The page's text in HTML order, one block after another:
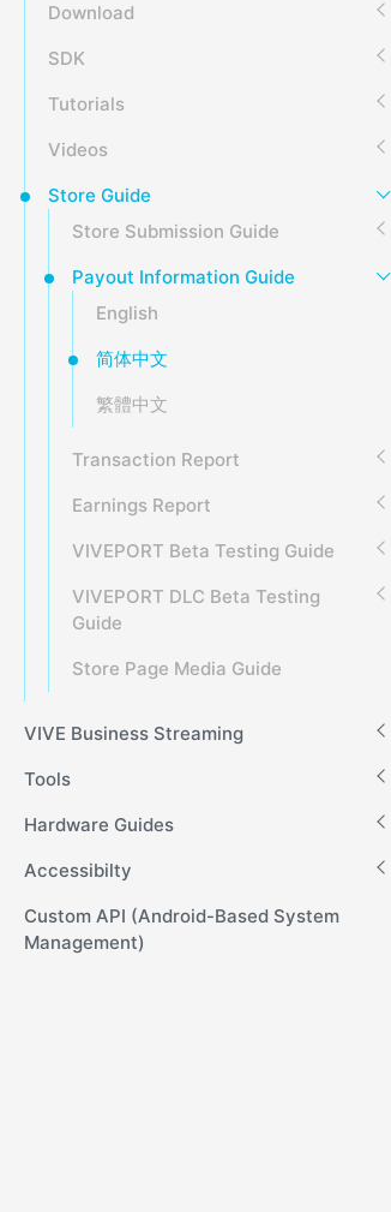
Download
SDK
Tutorials
Videos
Store Guide
Store Submission Guide
Payout Information Guide
English
简体中文
繁體中文
Transaction Report
Earnings Report
VIVEPORT Beta Testing Guide
VIVEPORT DLC Beta Testing
Guide
Store Page Media Guide
VIVE Business Streaming
Tools
Hardware Guides
Accessibilty
Custom API (Android-Based System
Management)